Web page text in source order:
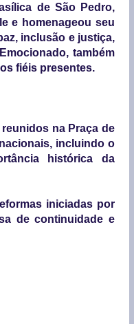
de São Pedro,
e homenageou seu
inclusão e justiça,
também
fiéis presentes.
na Praça de
incluindo o
histórica da
iniciadas por
de continuidade e